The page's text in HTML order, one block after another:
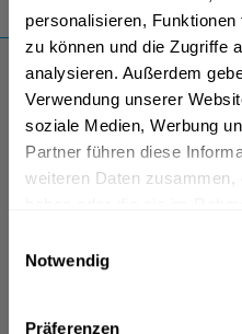
personalisieren,
zu können und die Zugriffe
analysieren. Außerdem
Verwendung unserer
soziale Medien, Werbung
Partner führen diese
weiteren Daten zusammen,
Notwendig
Präferenzen
Walcher Spirituosen